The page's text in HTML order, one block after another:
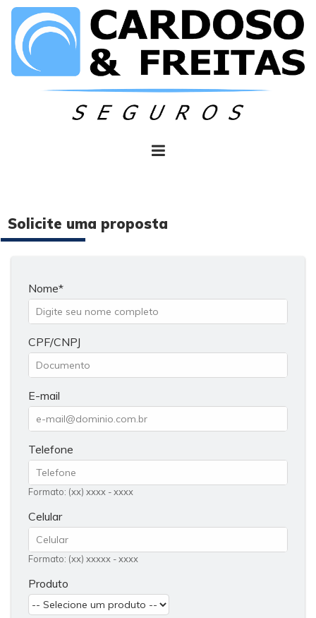
Solicite uma proposta
Nome
CPF/CNPJ
E-mail
Telefone
Formato: (xx) xxxx - xxxx
Celular
Formato: (xx) xxxxx - xxxx
Produto